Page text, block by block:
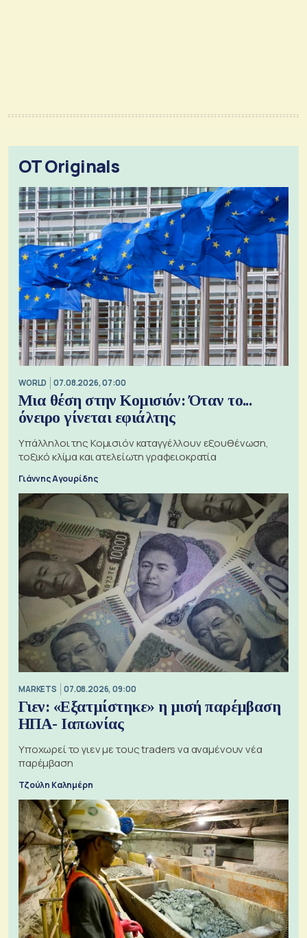
OT Originals
WORLD 07.08.2026, 07:00
Μια θέση στην Κομισιόν: Όταν το...
όνειρο γίνεται εφιάλτης
Υπάλληλοι της Κομισιόν καταγγέλλουν εξουθένωση,
τοξικό κλίμα και ατελείωτη γραφειοκρατία
Γιάννης Αγουρίδης
MARKETS 07.08.2026, 09:00
Γιεν: «Εξατμίστηκε» η μισή παρέμβαση
ΗΠΑ- Ιαπωνίας
Υποχωρεί το γιεν με τους traders να αναμένουν νέα
παρέμβαση
Τζούλη Καλημέρη